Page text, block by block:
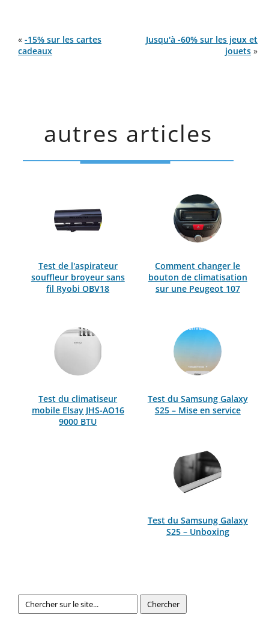
« -15% sur les cartes
cadeaux
Jusqu'à -60% sur les jeux et
jouets »
autres articles
Test de l'aspirateur
souffleur broyeur sans
fil Ryobi OBV18
Comment changer le
bouton de climatisation
sur une Peugeot 107
Test du climatiseur
mobile Elsay JHS-AO16
9000 BTU
Test du Samsung Galaxy
S25 – Mise en service
Test du Samsung Galaxy
S25 – Unboxing